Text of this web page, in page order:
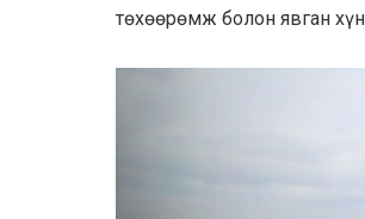
төхөөрөмж болон явган